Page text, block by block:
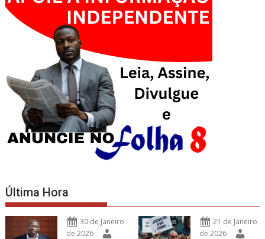
Última Hora
30 de Janeiro
de 2026
21 de Janeiro
de 2026